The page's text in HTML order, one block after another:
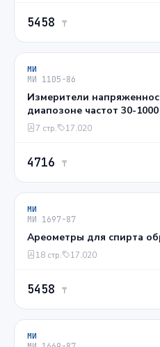
5458 ₸
МИ
МИ 1105-86
Измерители
диапозоне частот 30-
7 стр. 17.020
4716 ₸
МИ
МИ 1697-87
Ареометры для спирта
18 стр. 17.020
5458 ₸
МИ